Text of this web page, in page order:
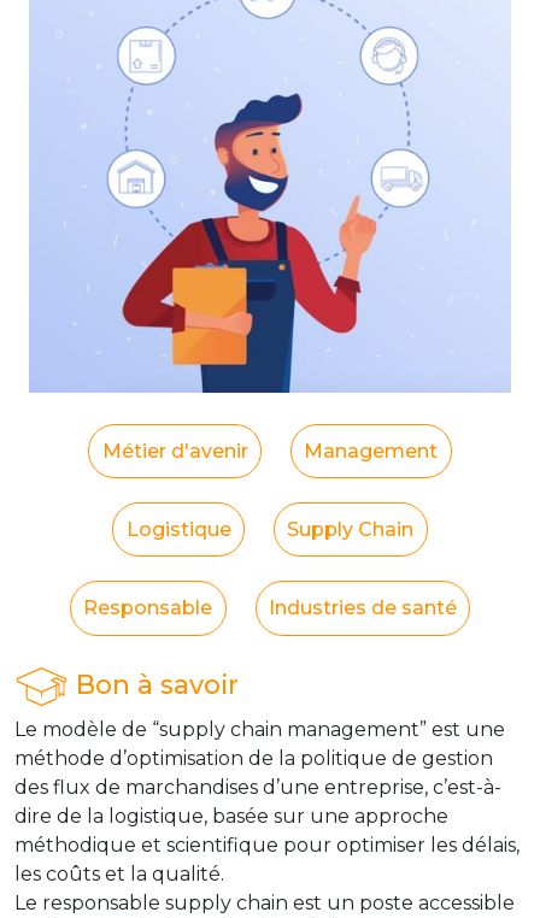
Métier d'avenir Management
Logistique Supply Chain
Responsable Industries de santé
Bon à savoir
Le modèle de “supply chain management” est une
méthode d’optimisation de la politique de gestion
des flux de marchandises d’une entreprise, c’est-à-
dire de la logistique, basée sur une approche
méthodique et scientifique pour optimiser les délais,
les coûts et la qualité.
Le responsable supply chain est un poste accessible